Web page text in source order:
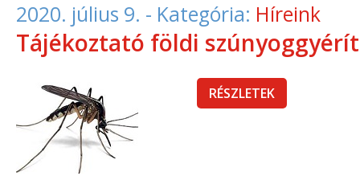
2020. július 9. - Kategória: Híreink
Tájékoztató földi
RÉSZLETEK